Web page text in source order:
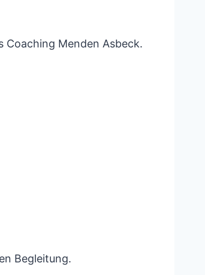
Coaching Menden Asbeck.
Begleitung.